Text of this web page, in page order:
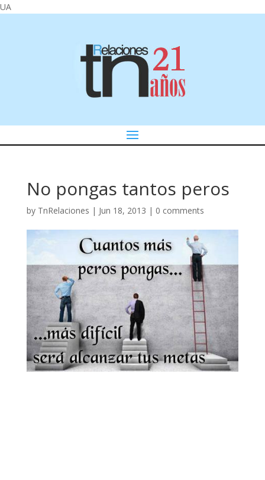
UA
No pongas tantos peros
by TnRelaciones | Jun 18, 2013 | 0 comments